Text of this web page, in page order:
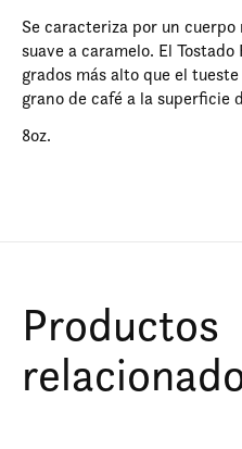
Se caracteriza por un
suave a caramelo. El
grados más alto que el
grano de café a la superficie
8oz.
Productos